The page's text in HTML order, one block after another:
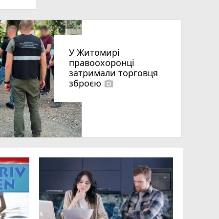
У Житомирі
правоохоронці
затримали торговця
зброєю photo_camera